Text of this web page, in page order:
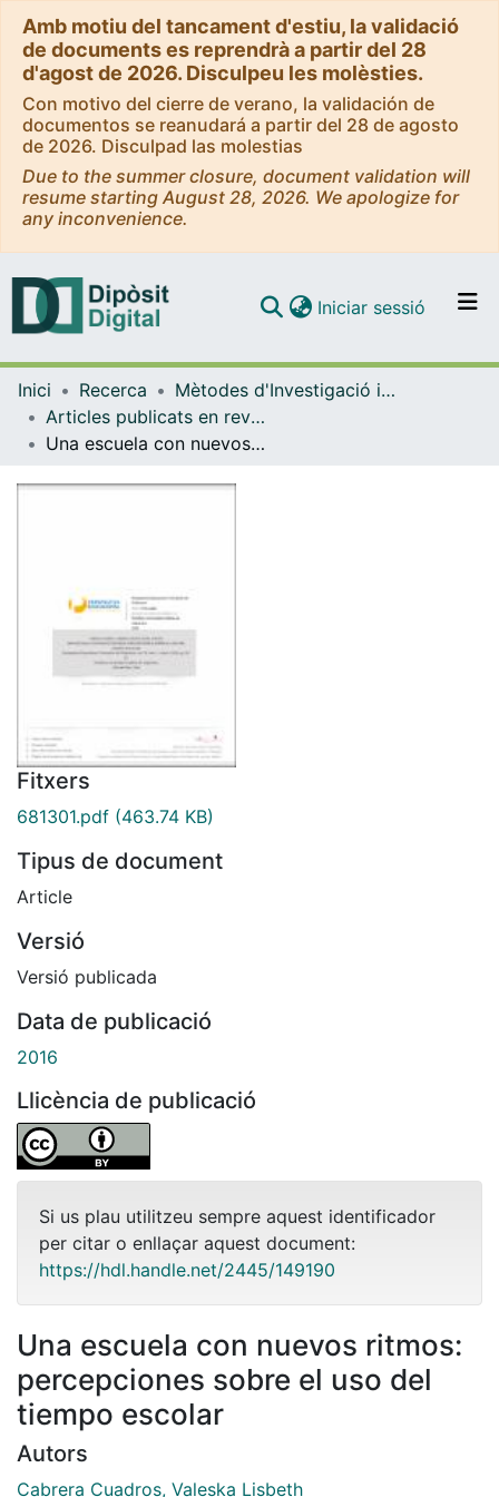
Amb motiu del tancament d'estiu, la validació
de documents es reprendrà a partir del 28
d'agost de 2026. Disculpeu les molèsties.
Con motivo del cierre de verano, la validación de
documentos se reanudará a partir del 28 de agosto
de 2026. Disculpad las molestias
Due to the summer closure, document validation will
resume starting August 28, 2026. We apologize for
any inconvenience.
Navega per tot el DD
Contacte
Iniciar sessió (current)
Inici Recerca
Mètodes d'Investigació i Diagnòstic en Educació
Articles publicats en revistes (Mètodes d'Investigació i Diagnòstic en Educació)
Una escuela con nuevos ritmos: percepciones sobre el uso del tiempo escolar
Fitxers
681301.pdf (463.74 KB)
Tipus de document
Article
Versió
Versió publicada
Data de publicació
2016
Llicència de publicació
Si us plau utilitzeu sempre aquest identificador
per citar o enllaçar aquest document:
https://hdl.handle.net/2445/149190
Una escuela con nuevos ritmos:
percepciones sobre el uso del
tiempo escolar
Autors
Cabrera Cuadros, Valeska Lisbeth